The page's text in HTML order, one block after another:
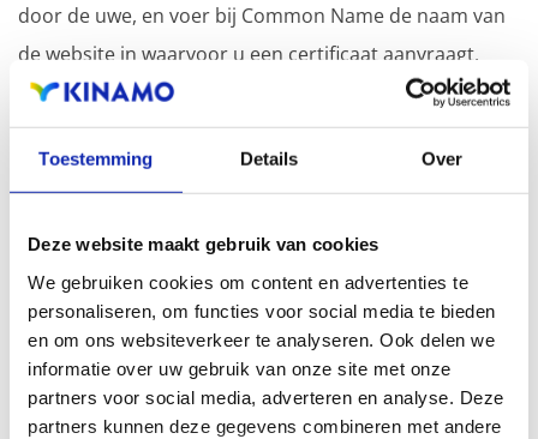
Toestemming Details Over
Deze website maakt gebruik van cookies
We gebruiken cookies om content en advertenties te
personaliseren, om functies voor social media te bieden
en om ons websiteverkeer te analyseren. Ook delen we
informatie over uw gebruik van onze site met onze
partners voor social media, adverteren en analyse. Deze
partners kunnen deze gegevens combineren met andere
door de uwe, en voer bij Common Name de naam van
de website in waarvoor u een certificaat aanvraagt.
Voor een wildcard certificaat dient u *.server.com in te
voeren.
U kan controleren of u wel de juiste gegevens in de CSR
hebt ingevoerd door het volgende commando:
Certificate Request:
Data:
Version: 0 (0x0)
Subject: C=BE, ST=Antwerpen, L=Antwerpen, O=Kinamo
Subject Public Key Info: